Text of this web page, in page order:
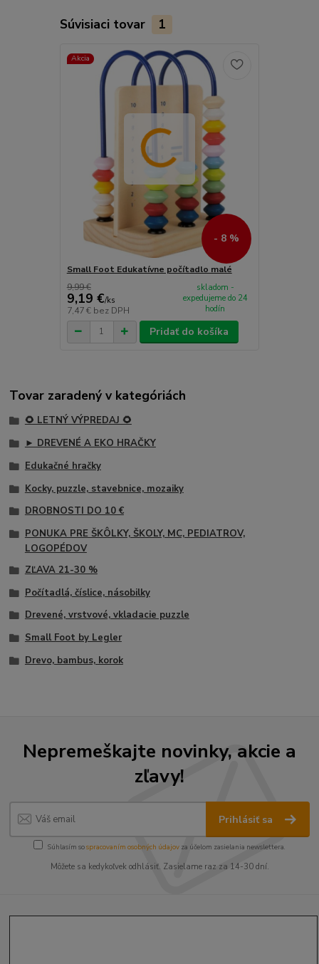
Súvisiaci tovar 1
Akcia
- 8 %
Small Foot Edukatívne počítadlo malé
9,99 €
9,19 €/ks
7,47 € bez DPH
skladom -
expedujeme do 24
hodín
Pridať do košíka
Tovar zaradený v kategóriách
🌻 LETNÝ VÝPREDAJ 🌻
► DREVENÉ A EKO HRAČKY
Edukačné hračky
Kocky, puzzle, stavebnice, mozaiky
DROBNOSTI DO 10 €
PONUKA PRE ŠKÔLKY, ŠKOLY, MC, PEDIATROV,
LOGOPÉDOV
ZĽAVA 21-30 %
Počítadlá, číslice, násobilky
Drevené, vrstvové, vkladacie puzzle
Small Foot by Legler
Drevo, bambus, korok
Nepremeškajte novinky, akcie a
zľavy!
Prihlásiť sa
Súhlasím sospracovaním osobných údajov za účelom zasielania newslettera.
Môžete sa kedykoľvek odhlásiť. Zasielame raz za 14-30 dní.